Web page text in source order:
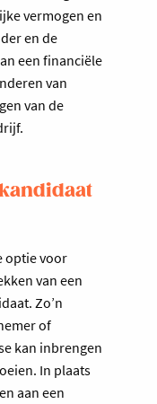
vermogen en
en de
een financiële
van
van de
optie voor
van een
Zo’n
of
kan inbrengen
In plaats
aan een